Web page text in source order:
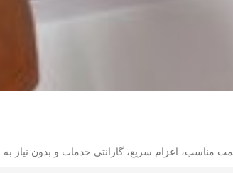
اعزام سریع، گارانتی خدمات و بدون نیاز به